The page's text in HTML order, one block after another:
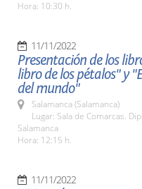
Hora: 10:30 h.
11/11/2022
Presentación de los
libro de los pétalos" y
del mundo"
Salamanca (Salamanca)
Lugar: Sala de Comarcas.
Salamanca
Hora: 12:15 h.
11/11/2022